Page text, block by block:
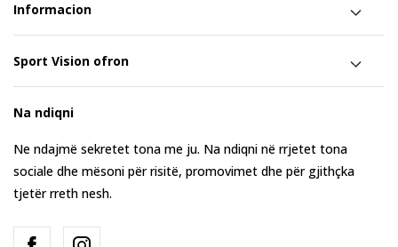
Informacion
Sport Vision ofron
Na ndiqni
Ne ndajmë sekretet tona me ju. Na ndiqni në rrjetet tona
sociale dhe mësoni për risitë, promovimet dhe për gjithçka
tjetër rreth nesh.